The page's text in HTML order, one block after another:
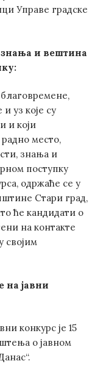
Управе градске
и вештина
уз које су
и који
место,
знања и
поступку
одржаће се у
Стари град,
ће кандидати о
на контакте
својим
на јавни
конкурс је 15
о јавном